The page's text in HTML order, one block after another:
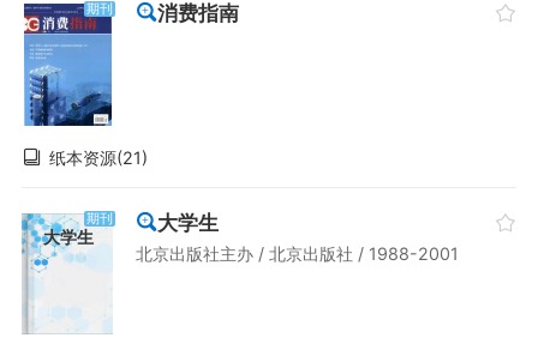
期刊 消费指南
纸本资源(21)
大学生
期刊 大学生
北京出版社主办 / 北京出版社 / 1988-2001